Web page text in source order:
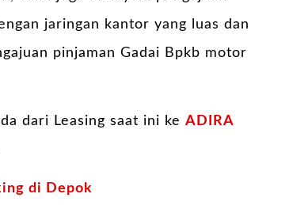
jaringan kantor yang luas dan
pinjaman Gadai Bpkb motor
dari Leasing saat ini ke ADIRA
di Depok